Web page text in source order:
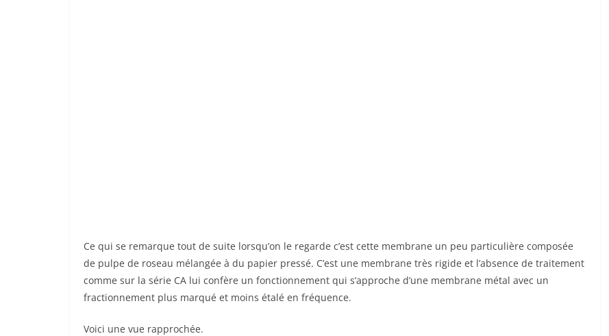
Ce qui se remarque tout de suite lorsqu’on le regarde c’est cette membrane un peu particulière composée
de pulpe de roseau mélangée à du papier pressé. C’est une membrane très rigide et l’absence de traitement
comme sur la série CA lui confère un fonctionnement qui s’approche d’une membrane métal avec un
fractionnement plus marqué et moins étalé en fréquence.
Voici une vue rapprochée.